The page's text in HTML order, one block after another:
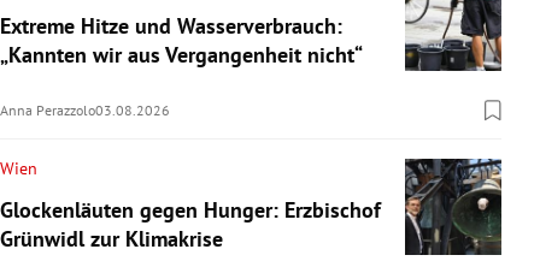
Extreme Hitze und Wasserverbrauch:
„Kannten wir aus Vergangenheit nicht“
Anna Perazzolo03.08.2026
Wien
Glockenläuten gegen Hunger: Erzbischof
Grünwidl zur Klimakrise